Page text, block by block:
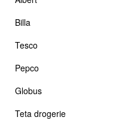
Billa
Tesco
Pepco
Globus
Teta drogerie